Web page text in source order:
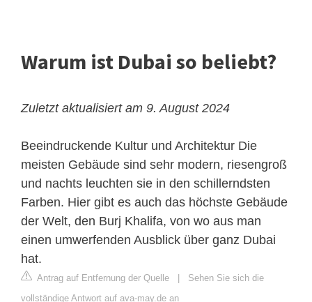
Warum ist Dubai so beliebt?
Zuletzt aktualisiert am 9. August 2024
Beeindruckende Kultur und Architektur Die
meisten Gebäude sind sehr modern, riesengroß
und nachts leuchten sie in den schillerndsten
Farben. Hier gibt es auch das höchste Gebäude
der Welt, den Burj Khalifa, von wo aus man
einen umwerfenden Ausblick über ganz Dubai
hat.
Antrag auf Entfernung der Quelle
Sehen Sie sich die
vollständige Antwort auf ava-may.de an